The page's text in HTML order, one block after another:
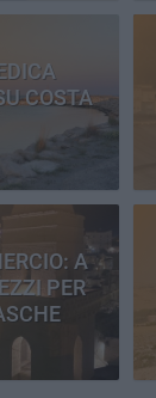
COSTA
A
PER